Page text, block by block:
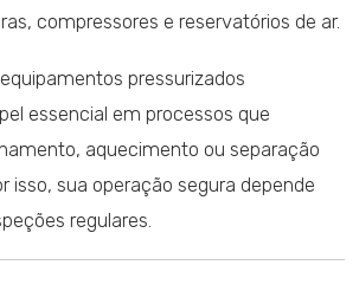
compressores e reservatórios de ar.
pressurizados
essencial em processos que
aquecimento ou separação
isso, sua operação segura depende
regulares.